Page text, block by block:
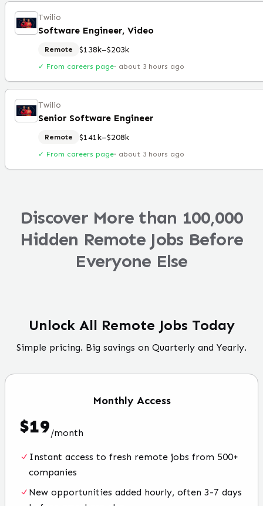
Twilio
Software Engineer, Video
Remote $138k–$203k
✓ From careers page· about 3 hours ago
Twilio
Senior Software Engineer
Remote $141k–$208k
✓ From careers page· about 3 hours ago
Discover More than 100,000
Hidden Remote Jobs Before
Everyone Else
Unlock All Remote Jobs Today
Simple pricing. Big savings on Quarterly and Yearly.
Monthly Access
$19/month
Instant access to fresh remote jobs from 500+
companies
New opportunities added hourly, often 3-7 days